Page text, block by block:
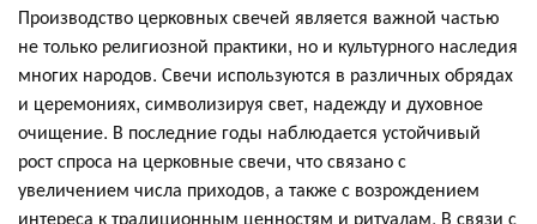
Производство церковных свечей является важной частью
не только религиозной практики, но и культурного наследия
многих народов. Свечи используются в различных обрядах
и церемониях, символизируя свет, надежду и духовное
очищение. В последние годы наблюдается устойчивый
рост спроса на церковные свечи, что связано с
увеличением числа приходов, а также с возрождением
интереса к традиционным ценностям и ритуалам. В связи с